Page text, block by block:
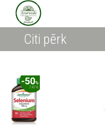
Citi pērk